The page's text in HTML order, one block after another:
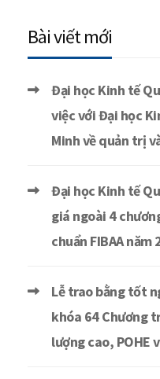
Bài viết mới
Đại học Kinh tế
việc với Đại học
Minh về quản trị
Đại học Kinh tế
giá ngoài 4
chuẩn FIBAA năm
Lễ trao bằng tốt
khóa 64 Chương
lượng cao, POHE